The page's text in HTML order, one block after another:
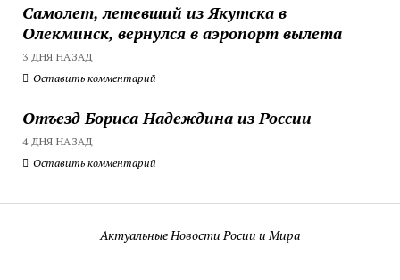
Самолет, летевший из Якутска в
Олекминск, вернулся в аэропорт вылета
3 ДНЯ НАЗАД
Оставить комментарий
Отъезд Бориса Надеждина из России
4 ДНЯ НАЗАД
Оставить комментарий
Актуальные Новости Росии и Мира